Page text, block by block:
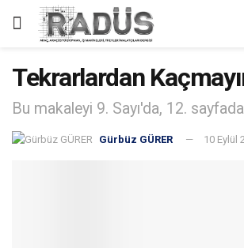
Tekrarlardan
Bu makaleyi 9. Sayı'da, 12.
Gürbüz GÜRER 10 Eylül